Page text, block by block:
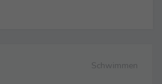
Schwimmen